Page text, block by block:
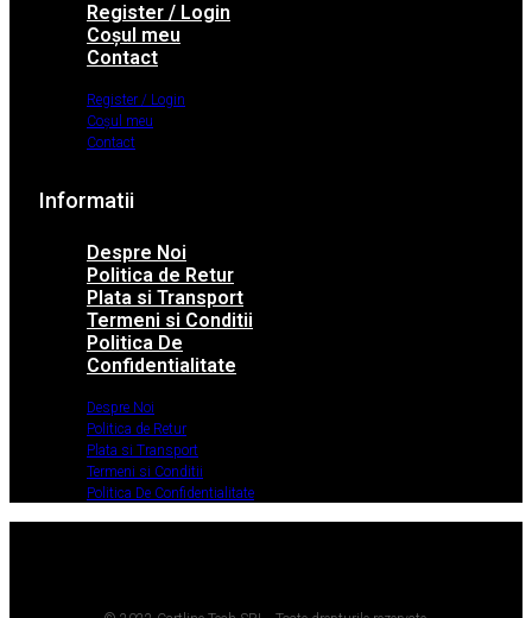
Register / Login
Coșul meu
Contact
Register / Login
Coșul meu
Contact
Informatii
Despre Noi
Politica de Retur
Plata si Transport
Termeni si Conditii
Politica De
Confidentialitate
Despre Noi
Politica de Retur
Plata si Transport
Termeni si Conditii
Politica De Confidentialitate